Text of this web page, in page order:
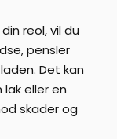
reol, vil du
pensler
Det kan
eller en
skader og